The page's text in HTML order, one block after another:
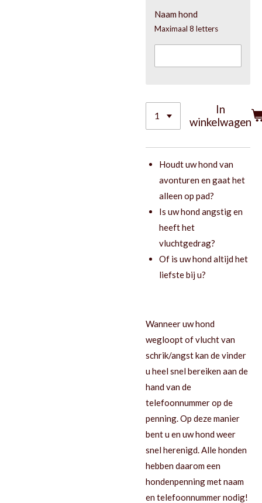
Naam hond
Maximaal 8 letters
In
winkelwagen
Houdt uw hond van
avonturen en gaat het
alleen op pad?
Is uw hond angstig en
heeft het
vluchtgedrag?
Of is uw hond altijd het
liefste bij u?
Wanneer uw hond
wegloopt of vlucht van
schrik/angst kan de vinder
u heel snel bereiken aan de
hand van de
telefoonnummer op de
penning. Op deze manier
bent u en uw hond weer
snel herenigd. Alle honden
hebben daarom een
hondenpenning met naam
en telefoonnummer nodig!